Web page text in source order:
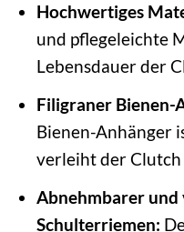
Hochwertiges
und pflegeleichte
Lebensdauer der
Filigraner Bienen-
Bienen-Anhänger
verleiht der Clutch
Abnehmbarer
Schulterriemen: